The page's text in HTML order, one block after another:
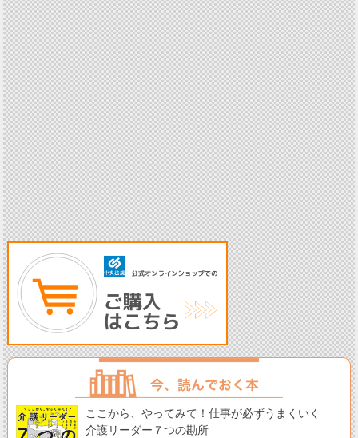
ここから、やってみて！仕事が必ずうまくいく
介護リーダー７つの勘所